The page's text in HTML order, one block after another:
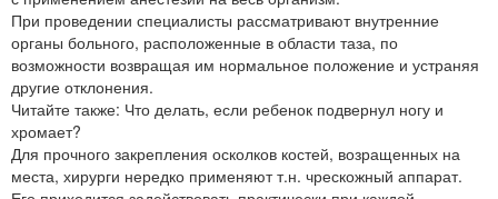
При проведении специалисты рассматривают внутренние
органы больного, расположенные в области таза, по
возможности возвращая им нормальное положение и устраняя
другие отклонения.
Читайте также: Что делать, если ребенок подвернул ногу и
хромает?
Для прочного закрепления осколков костей, возращенных на
места, хирурги нередко применяют т.н. чрескожный аппарат.